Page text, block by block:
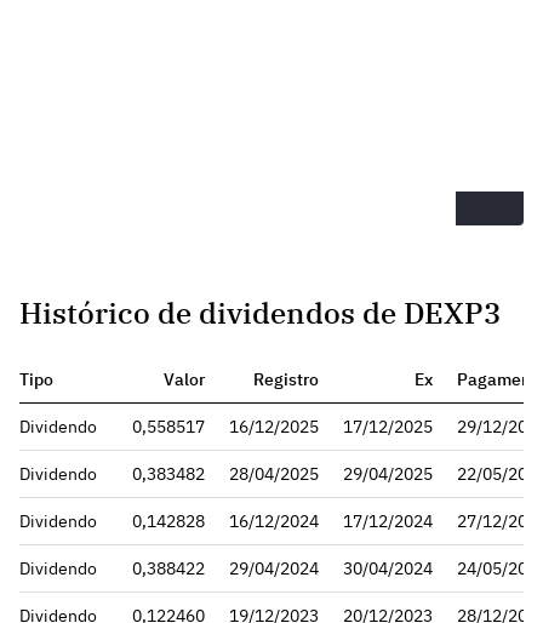
Histórico de dividendos de DEXP3
Tipo Valor Registro Ex
Dividendo 0,558517 16/12/2025 17/12/2025 29/12/
Dividendo 0,383482 28/04/2025 29/04/2025 22/05/
Dividendo 0,142828 16/12/2024 17/12/2024 27/12/
Dividendo 0,388422 29/04/2024 30/04/2024 24/05/
Dividendo 0,122460 19/12/2023 20/12/2023 28/12/